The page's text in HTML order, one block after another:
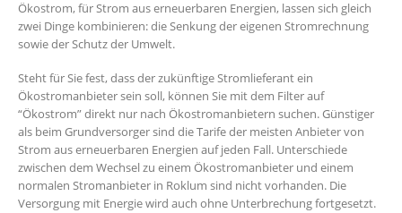
Ökostrom, für Strom aus erneuerbaren Energien, lassen sich gleich
zwei Dinge kombinieren: die Senkung der eigenen Stromrechnung
sowie der Schutz der Umwelt.
Steht für Sie fest, dass der zukünftige Stromlieferant ein
Ökostromanbieter sein soll, können Sie mit dem Filter auf
“Ökostrom” direkt nur nach Ökostromanbietern suchen. Günstiger
als beim Grundversorger sind die Tarife der meisten Anbieter von
Strom aus erneuerbaren Energien auf jeden Fall. Unterschiede
zwischen dem Wechsel zu einem Ökostromanbieter und einem
normalen Stromanbieter in Roklum sind nicht vorhanden. Die
Versorgung mit Energie wird auch ohne Unterbrechung fortgesetzt.